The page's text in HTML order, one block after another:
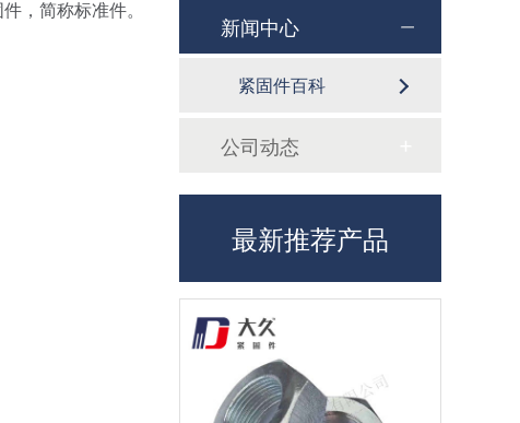
，简称标准件。
新闻中心
紧固件百科
公司动态
最新推荐产品